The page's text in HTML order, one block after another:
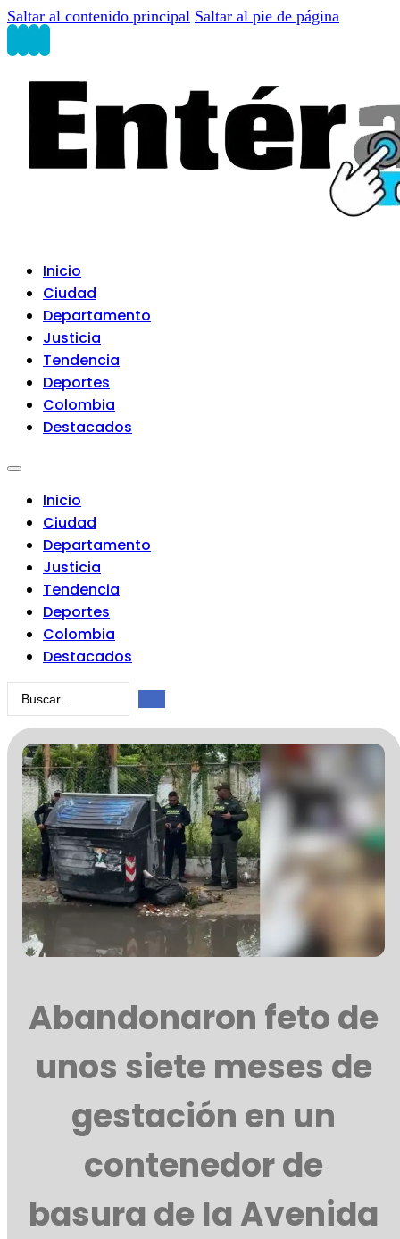
Saltar al contenido principal Saltar al pie de página
Inicio
Ciudad
Departamento
Justicia
Tendencia
Deportes
Colombia
Destacados
Inicio
Ciudad
Departamento
Justicia
Tendencia
Deportes
Colombia
Destacados
Search
Abandonaron feto de
unos siete meses de
gestación en un
contenedor de
basura de la Avenida